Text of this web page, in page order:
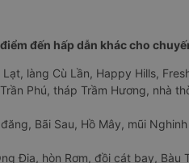
đến hấp dẫn khác cho
làng Cù Lần, Happy Hills,
Phú, tháp Trầm Hương, nhà
Bãi Sau, Hồ Mây, mũi
Địa, hòn Rơm, đồi cát bay, Bàu